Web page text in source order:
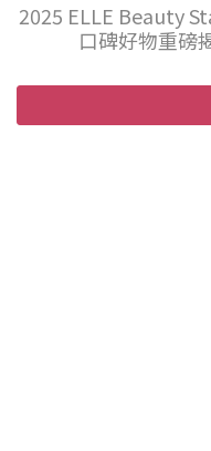
2025 ELLE Beauty
口碑好物重磅